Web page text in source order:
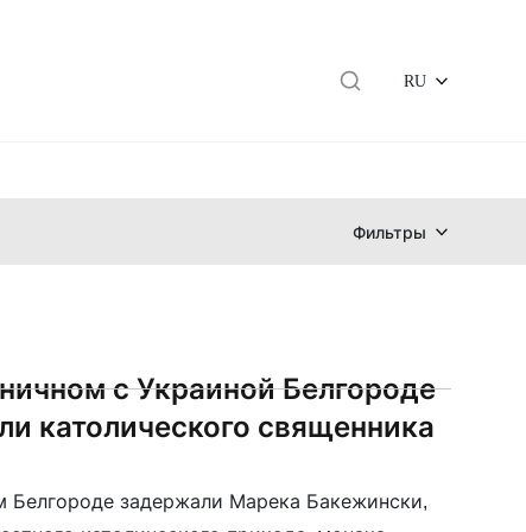
RU
Фильтры
с Украиной Белгороде
католического священника
Белгороде задержали Марека Бакежински,